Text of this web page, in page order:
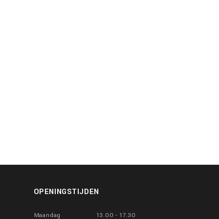
OPENINGSTIJDEN
Maandag 13.00 - 17.30